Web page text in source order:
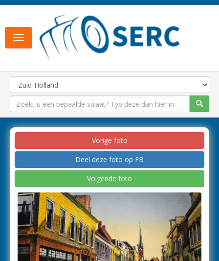
Toggle
navigation
Vorige foto
Deel deze foto op FB
Volgende foto